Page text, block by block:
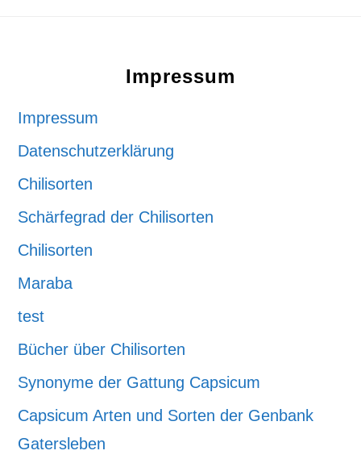
Impressum
Impressum
Datenschutzerklärung
Chilisorten
Schärfegrad der Chilisorten
Chilisorten
Maraba
test
Bücher über Chilisorten
Synonyme der Gattung Capsicum
Capsicum Arten und Sorten der Genbank
Gatersleben